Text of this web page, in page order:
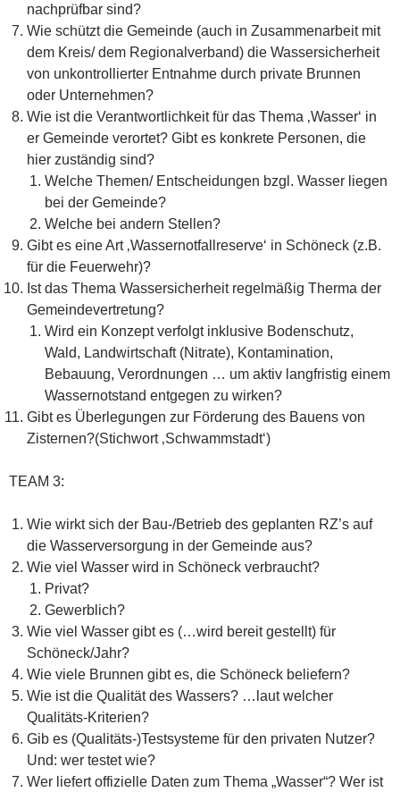
nachprüfbar sind?
Wie schützt die Gemeinde (auch in Zusammenarbeit mit
dem Kreis/ dem Regionalverband) die Wassersicherheit
von unkontrollierter Entnahme durch private Brunnen
oder Unternehmen?
Wie ist die Verantwortlichkeit für das Thema ‚Wasser‘ in
er Gemeinde verortet? Gibt es konkrete Personen, die
hier zuständig sind?
Welche Themen/ Entscheidungen bzgl. Wasser liegen
bei der Gemeinde?
Welche bei andern Stellen?
Gibt es eine Art ‚Wassernotfallreserve‘ in Schöneck (z.B.
für die Feuerwehr)?
Ist das Thema Wassersicherheit regelmäßig Therma der
Gemeindevertretung?
Wird ein Konzept verfolgt inklusive Bodenschutz,
Wald, Landwirtschaft (Nitrate), Kontamination,
Bebauung, Verordnungen … um aktiv langfristig einem
Wassernotstand entgegen zu wirken?
Gibt es Überlegungen zur Förderung des Bauens von
Zisternen?(Stichwort ‚Schwammstadt‘)
TEAM 3:
Wie wirkt sich der Bau-/Betrieb des geplanten RZ’s auf
die Wasserversorgung in der Gemeinde aus?
Wie viel Wasser wird in Schöneck verbraucht?
Privat?
Gewerblich?
Wie viel Wasser gibt es (…wird bereit gestellt) für
Schöneck/Jahr?
Wie viele Brunnen gibt es, die Schöneck beliefern?
Wie ist die Qualität des Wassers? …laut welcher
Qualitäts-Kriterien?
Gib es (Qualitäts-)Testsysteme für den privaten Nutzer?
Und: wer testet wie?
Wer liefert offizielle Daten zum Thema „Wasser“? Wer ist